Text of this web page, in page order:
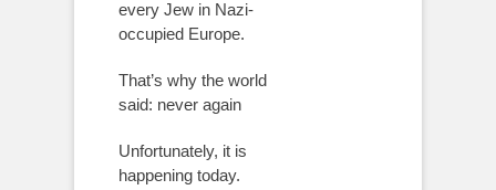
every Jew in Nazi-
occupied Europe.
That’s why the world
said: never again
Unfortunately, it is
happening today.